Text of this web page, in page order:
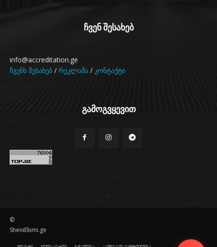
ჩვენ შესახებ
info@accreditation.ge
ჩვენს შესახებ / რეკლამა / კონტაქტი
გამოგვყევით
©
SheniEkimi.ge